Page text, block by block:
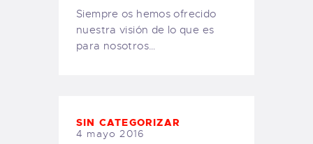
Siempre os hemos ofrecido
nuestra visión de lo que es
para nosotros…
SIN CATEGORIZAR
4 mayo 2016